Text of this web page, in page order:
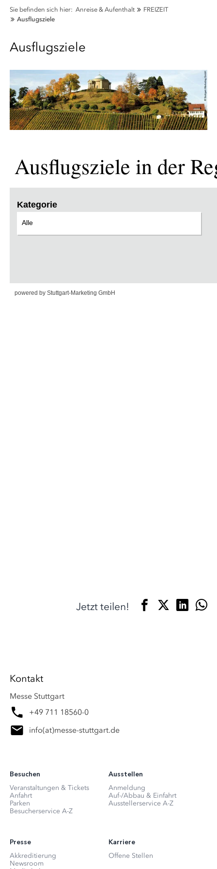
Sie befinden sich hier: Anreise & Aufenthalt
FREIZEIT
Ausflugsziele
Ausflugsziele
Jetzt teilen!
Kontakt
Messe Stuttgart
+49 711 18560-0
info(at)messe-stuttgart.de
Besuchen
Veranstaltungen & Tickets
Anfahrt
Parken
Besucherservice A-Z
Ausstellen
Anmeldung
Auf-/Abbau & Einfahrt
Ausstellerservice A-Z
Presse
Akkreditierung
Newsroom
Karriere
Offene Stellen